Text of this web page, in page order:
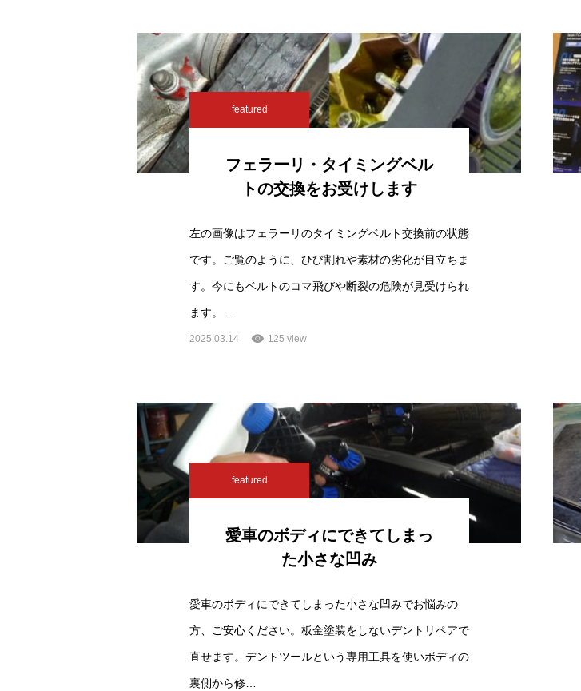
featured
フェラーリ・タイミングベル
トの交換をお受けします
左の画像はフェラーリのタイミングベルト交換前の状態
です。ご覧のように、ひび割れや素材の劣化が目立ちま
す。今にもベルトのコマ飛びや断裂の危険が見受けられ
ます。…
2025.03.14 125 view
featured
愛車のボディにできてしまっ
た小さな凹み
愛車のボディにできてしまった小さな凹みでお悩みの
方、ご安心ください。板金塗装をしないデントリペアで
直せます。デントツールという専用工具を使いボディの
裏側から修…